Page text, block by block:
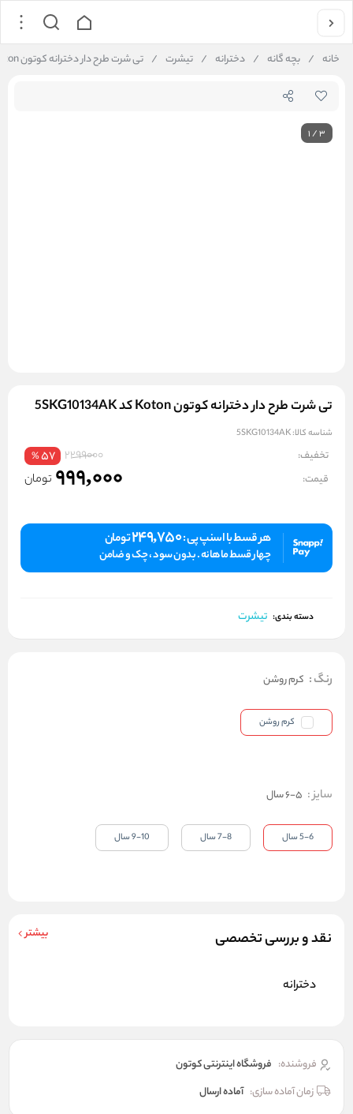
خانه / بچه گانه / دخترانه / تیشرت / تی شرت طرح دار دخترانه کوتون Koton کد 5SKG10134AK
1/3
تی شرت طرح دار دخترانه کوتون Koton کد 5SKG10134AK
شناسه کالا:5SKG10134AK
تخفیف: 2299000
57
%
قیمت: 999,000 تومان
هر قسط با اسنپ پی :249,750تومان
چهار قسط ماهانه . بدون سود ، چک و ضامن
دسته بندی: تیشرت
نقد و بررسی تخصصی بیشتر
دخترانه
فروشنده: فروشگاه اینترنتی کوتون
زمان آماده سازی: آماده ارسال
رنگ: کرم روشن
کرم روشن
سایز: 5-6 سال
5-6 سال 7-8 سال 9-10 سال